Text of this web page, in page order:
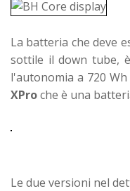
La batteria che deve
sottile il down tube,
l'autonomia a 720
XProche è una
Le due versioni nel